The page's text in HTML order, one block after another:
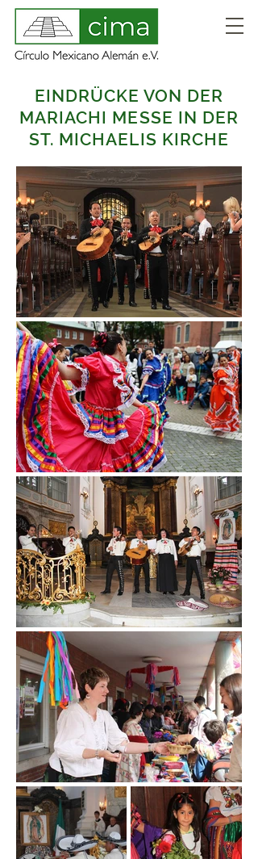
EINDRÜCKE VON DER
MARIACHI MESSE IN DER
ST. MICHAELIS KIRCHE